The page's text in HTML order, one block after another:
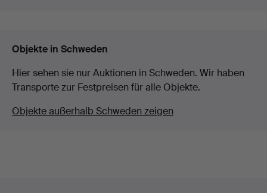
Objekte in Schweden
Hier sehen sie nur Auktionen in Schweden. Wir haben
Transporte zur Festpreisen für alle Objekte.
Objekte außerhalb Schweden zeigen